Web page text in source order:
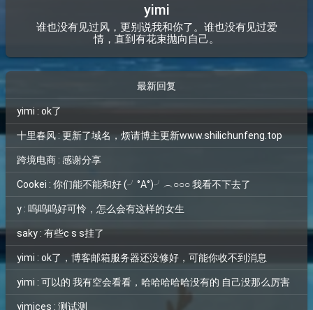
yimi
谁也没有见过风，更别说我和你了。谁也没有见过爱
情，直到有花束抛向自己。
最新回复
yimi : ok了
十里春风 : 更新了域名，烦请博主更新www.shilichunfeng.top
跨境电商 : 感谢分享
Cookei : 你们能不能和好 (╯°A°)╯︵○○○ 我看不下去了
y : 呜呜呜好可怜，怎么会有这样的女生
saky : 有些c s s挂了
yimi : ok了，博客邮箱服务器还没修好，可能你收不到消息
yimi : 可以的 我有空会看看，哈哈哈哈哈没有的 自己没那么厉害
yimices : 测试测